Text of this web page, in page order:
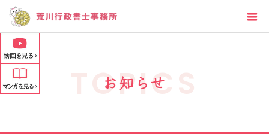
お知らせ
TOPICS